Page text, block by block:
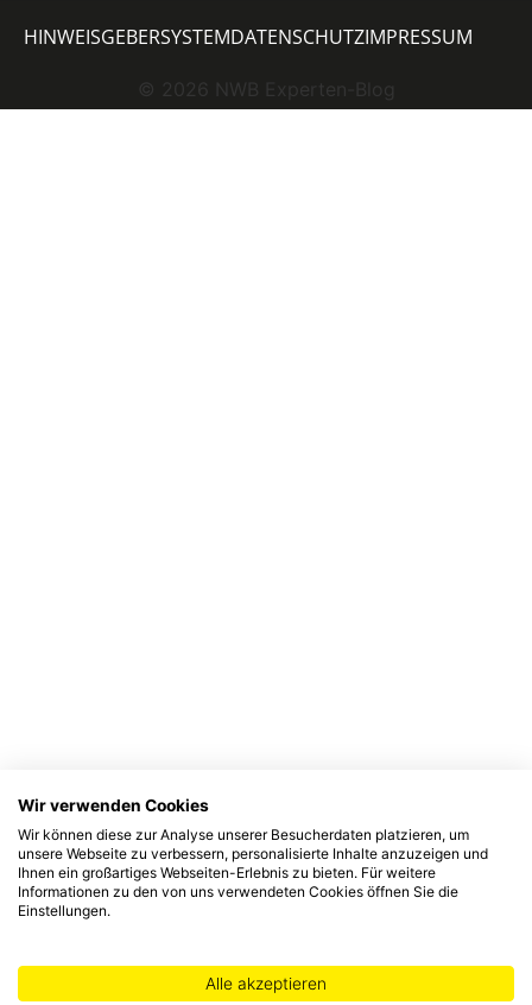
© 2026 NWB Experten-Blog
HINWEISGEBERSYSTEMDATENSCHUTZIMPRESSUM
Wir verwenden Cookies
Wir können diese zur Analyse unserer Besucherdaten platzieren, um
unsere Webseite zu verbessern, personalisierte Inhalte anzuzeigen und
Ihnen ein großartiges Webseiten-Erlebnis zu bieten. Für weitere
Informationen zu den von uns verwendeten Cookies öffnen Sie die
Einstellungen.
Alle akzeptieren